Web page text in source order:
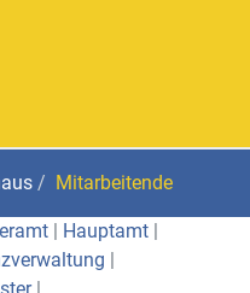
Mitarbeitende
| Hauptamt |
|